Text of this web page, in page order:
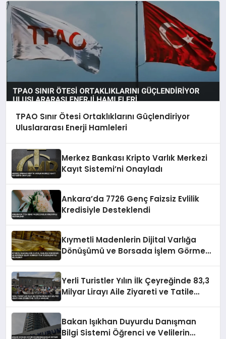
TPAO Sınır Ötesi Ortaklıklarını Güçlendiriyor
Uluslararası Enerji Hamleleri
Merkez Bankası Kripto Varlık Merkezi
Kayıt Sistemi’ni Onayladı
Ankara’da 7726 Genç Faizsiz Evlilik
Kredisiyle Desteklendi
Kıymetli Madenlerin Dijital Varlığa
Dönüşümü ve Borsada İşlem Görmesi
Yerli Turistler Yılın İlk Çeyreğinde 83,3
Milyar Lirayı Aile Ziyareti ve Tatile
Bakan Işıkhan Duyurdu Danışman
Bilgi Sistemi Öğrenci ve Velilerin